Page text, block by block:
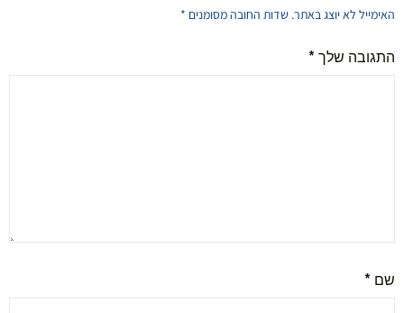
האימייל לא יוצג באתר. שדות החובה מסומנים *
התגובה שלך*
שם *